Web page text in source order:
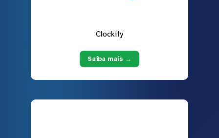
Clockify
Saiba mais →